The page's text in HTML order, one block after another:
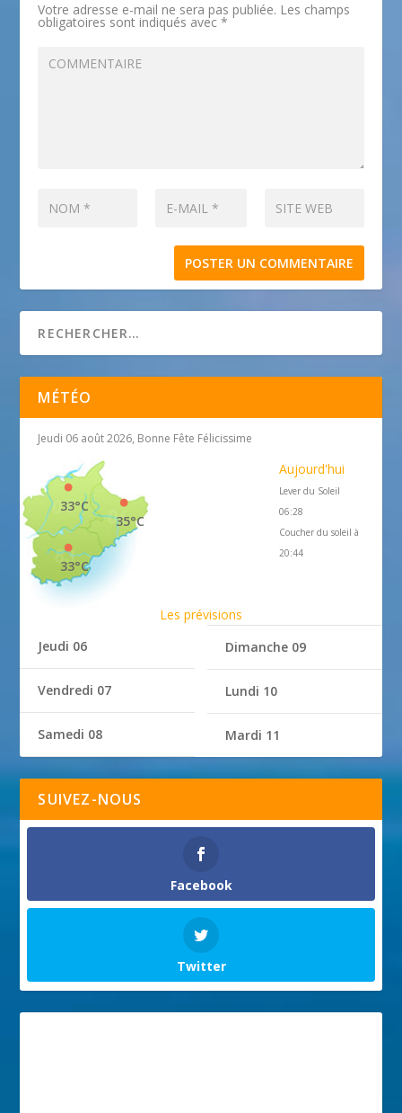
Votre adresse e-mail ne sera pas publiée. Les champs
obligatoires sont indiqués avec*
MÉTÉO
Jeudi 06 août 2026, Bonne Fête Félicissime
35°C
33°C
33°C
Aujourd'hui
Lever du Soleil
06:28
Coucher du soleil à
20:44
Les prévisions
Jeudi 06
Vendredi 07
Samedi 08
Dimanche 09
Lundi 10
Mardi 11
SUIVEZ-NOUS
Facebook
Twitter